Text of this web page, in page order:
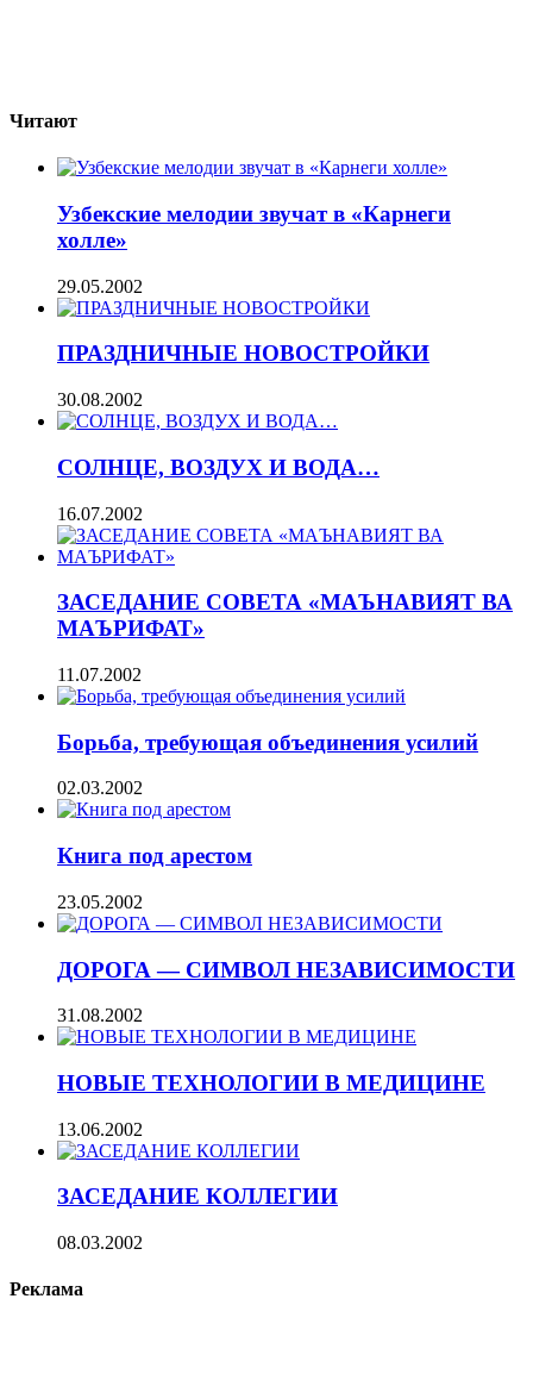
Читают
Узбекские мелодии звучат в «Карнеги
холле»
29.05.2002
ПРАЗДНИЧНЫЕ НОВОСТРОЙКИ
30.08.2002
СОЛНЦЕ, ВОЗДУХ И ВОДА…
16.07.2002
ЗАСЕДАНИЕ СОВЕТА «МАЪНАВИЯТ ВА
МАЪРИФАТ»
11.07.2002
Борьба, требующая объединения усилий
02.03.2002
Книга под арестом
23.05.2002
ДОРОГА — СИМВОЛ НЕЗАВИСИМОСТИ
31.08.2002
НОВЫЕ ТЕХНОЛОГИИ В МЕДИЦИНЕ
13.06.2002
ЗАСЕДАНИЕ КОЛЛЕГИИ
08.03.2002
Реклама